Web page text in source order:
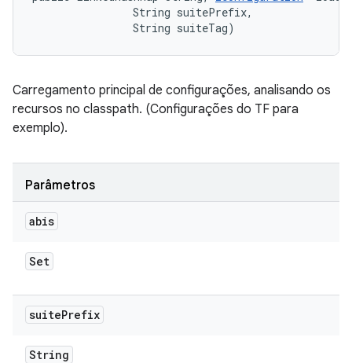
                String suitePrefix,
                String suiteTag)
Carregamento principal de configurações, analisando os
recursos no classpath. (Configurações do TF para
exemplo).
Parâmetros
abis
Set
suitePrefix
String